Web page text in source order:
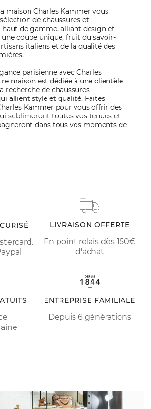
maison Charles Kammer vous
de chaussures et
haut de gamme, alliant design et
coupe unique, fruit du savoir-
italiens et de la qualité des
parisienne avec Charles
maison est dédiée à une clientèle
recherche de chaussures
allient style et qualité. Faites
Kammer pour vous offrir des
sublimeront toutes vos tenues et
dans tous vos moments de
LIVRAISON OFFERTE
En point relais dès 150€
d'achat
ENTREPRISE FAMILIALE
Depuis 6 générations